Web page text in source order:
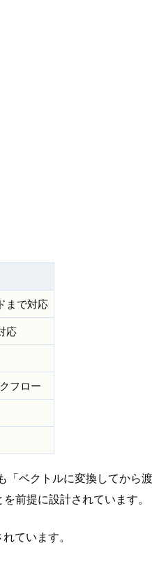
まで対応
応
フロー
ベクトルに変換してから
前提に設計されています。
ています。